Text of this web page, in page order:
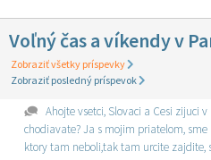
Voľný čas a víkendy v
Zobraziť všetky príspevky
Zobraziť posledný príspevok
Ahojte vsetci, Slovaci a Cesi zijuci
chodiavate? Ja s mojim priatelom,
ktory tam neboli,tak tam urcite zajdite,